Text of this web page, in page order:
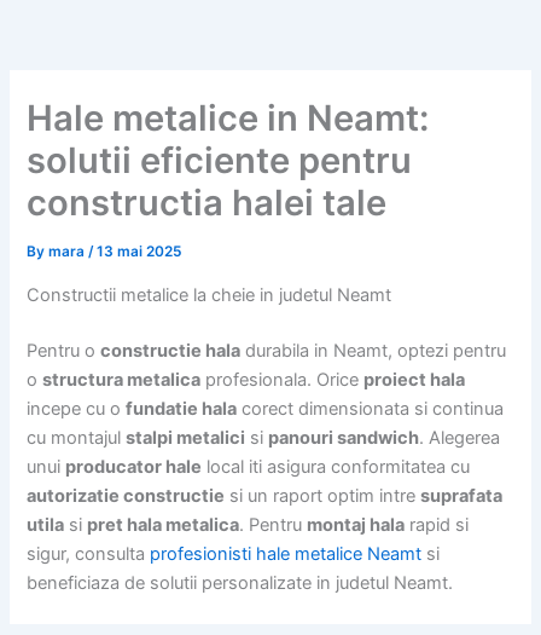
Hale metalice in Neamt:
solutii eficiente pentru
constructia halei tale
Bymara/13 mai 2025
Constructii metalice la cheie in judetul Neamt
Pentru oconstructie hala durabila in Neamt, optezi pentru
ostructura metalica profesionala. Orice proiect hala
incepe cu ofundatie hala corect dimensionata si continua
cu montajulstalpi metalici si panouri sandwich. Alegerea
unui producator hale local iti asigura conformitatea cu
autorizatie constructie si un raport optim intresuprafata
utila si pret hala metalica. Pentru montaj hala rapid si
sigur, consulta profesionisti hale metalice Neamt si
beneficiaza de solutii personalizate in judetul Neamt.